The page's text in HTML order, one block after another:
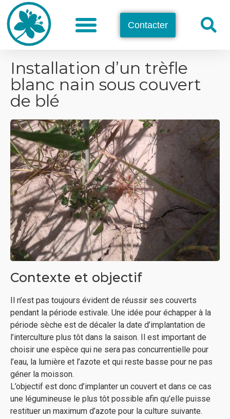
Contacter
Installation d’un trèfle
blanc nain sous couvert
de blé​
Contexte et objectif
Il n’est pas toujours évident de réussir ses couverts
pendant la période estivale. Une idée pour échapper à la
période sèche est de décaler la date d’implantation de
l’interculture plus tôt dans la saison. Il est important de
choisir une espèce qui ne sera pas concurrentielle pour
l’eau, la lumière et l’azote et qui reste basse pour ne pas
géner la moisson.
L’objectif est donc d’implanter un couvert et dans ce cas
une légumineuse le plus tôt possible afin qu’elle puisse
restituer un maximum d’azote pour la culture suivante.